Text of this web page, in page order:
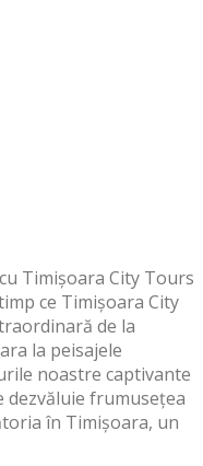
Timișoara City Tours
ce Timișoara City
de la
la peisajele
noastre captivante
dezvăluie frumusețea
în Timișoara, un